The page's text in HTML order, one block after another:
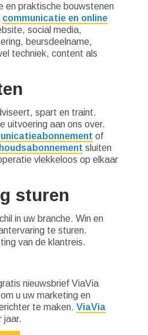
en praktische bouwstenen
communicatie en online
social media,
beursdeelname,
techniek, content als
spart en traint.
uitvoering aan ons over.
of
sluiten
vlekkeloos op elkaar
sturen
in uw branche. Win en
te sturen.
van de klantreis.
nieuwsbrief ViaVia
u uw marketing en
te maken. ViaVia
jaar.